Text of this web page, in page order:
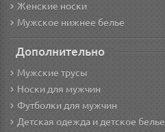
Женские носки
Мужское нижнее белье
Дополнительно
Мужские трусы
Носки для мужчин
Футболки для мужчин
Детская одежда и детское белье